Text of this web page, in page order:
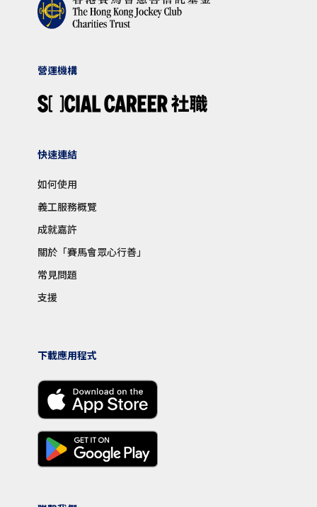
營運機構
快速連結
如何使用
義工服務概覽
成就嘉許
關於「賽馬會眾心行善」
常見問題
支援
下載應用程式